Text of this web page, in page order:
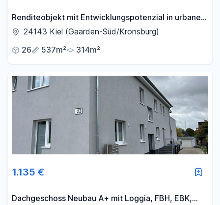
Renditeobjekt mit Entwicklungspotenzial in urbaner
Lage24143 Kiel (Gaarden-Süd/Kronsburg)
26
537m² 314m²
1.135 €
Dachgeschoss Neubau A+ mit Loggia, FBH, EBK,